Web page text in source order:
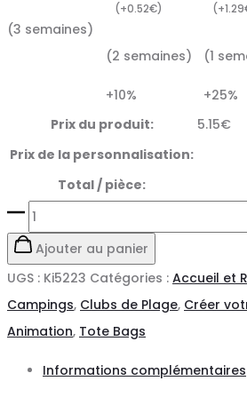
(3 semaines)
(+0.52€)
(2 semaines)
+10%
(+1.29
(1
+25%
Prix du produit:
5.15€
Prix de la personnalisation:
Total / pièce:
quantité
de
Sac
Ajouter au panier
UGS : Ki5223 Catégories : Accueil et
Campings, Clubs de Plage, Créer
Animation, Tote Bags
Informations complémentaires